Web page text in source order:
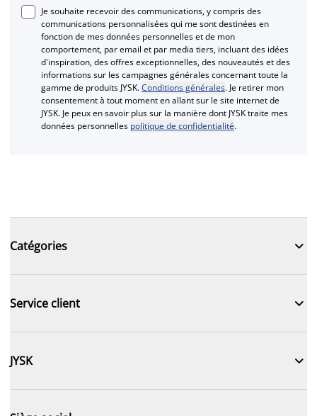
Je souhaite recevoir des communications, y compris des
communications personnalisées qui me sont destinées en
fonction de mes données personnelles et de mon
comportement, par email et par media tiers, incluant des idées
d'inspiration, des offres exceptionnelles, des nouveautés et des
informations sur les campagnes générales concernant toute la
gamme de produits JYSK.Conditions générales. Je retirer mon
consentement à tout moment en allant sur le site internet de
JYSK. Je peux en savoir plus sur la manière dont JYSK traite mes
données personnelles politique de confidentialité.
Catégories 
Service client 
JYSK 